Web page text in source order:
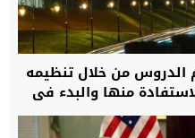
الدروس من خلال تنظيمه
الاستفادة منها والبدء في
2027